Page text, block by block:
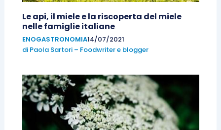
Le api, il miele e la riscoperta del miele
nelle famiglie italiane
ENOGASTRONOMIA14/07/2021
di Paola Sartori – Foodwriter e blogger